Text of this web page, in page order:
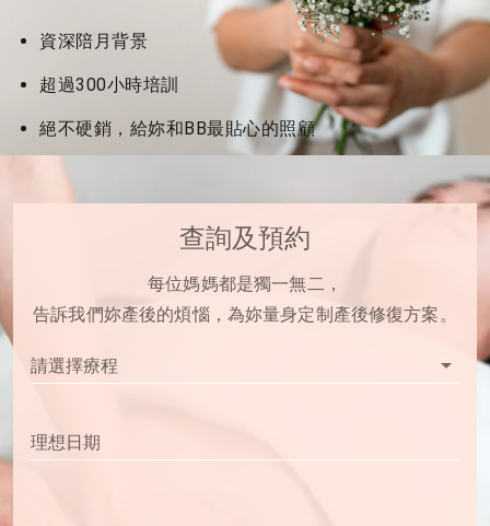
資深陪月背景
超過300小時培訓
絕不硬銷，給妳和BB最貼心的照顧
查詢及預約
每位媽媽都是獨一無二，
告訴我們妳產後的煩惱，為妳量身定制產後修復方案。
請選擇療程 arrow_drop_down
理想日期